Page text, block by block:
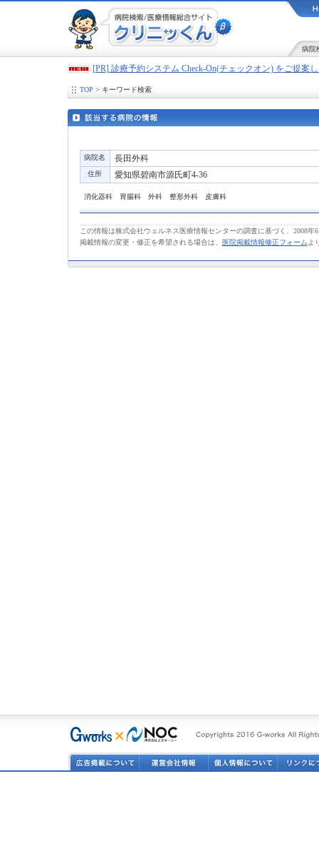
病院
[PR] 診療予約システム Check-On(チェックオン) をご提案
TOP > キーワード検索
病院名 長田外科
住所 愛知県碧南市源氏町4-36
消化器科 胃腸科 外科 整形外科 皮膚科
この情報は株式会社ウェルネス医療情報センターの調査に基づく、2008年
掲載情報の変更・修正を希望される場合は、
医院掲載情報修正フォーム よ